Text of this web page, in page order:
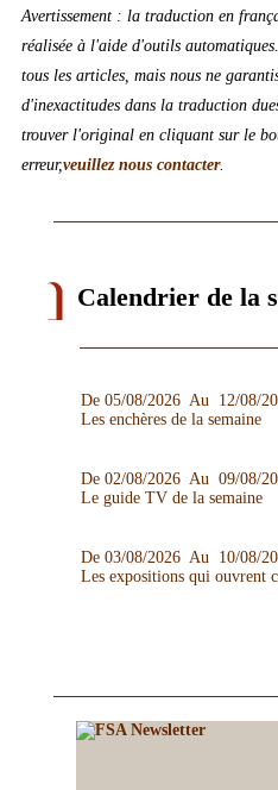
Avertissement : la traduction en
réalisée à l'aide d'outils
tous les articles, mais nous ne
d'inexactitudes dans la traduction
trouver l'original en cliquant sur le
erreur,veuillez nous contacter.
Calendrier de la
De 05/08/2026 Au 12/08/
Les enchères de la semaine
De 02/08/2026 Au 09/08/
Le guide TV de la semaine
De 03/08/2026 Au 10/08/
Les expositions qui ouvrent